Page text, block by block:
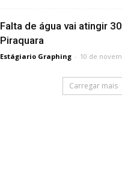
Falta de água vai atingir
Piraquara
Estágiario Graphing - 10 de
Carregar mais